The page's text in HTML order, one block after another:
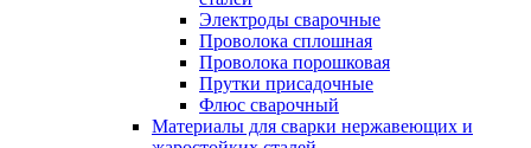
Электроды сварочные
Проволока сплошная
Проволока порошковая
Прутки присадочные
Флюс сварочный
Материалы для сварки нержавеющих и